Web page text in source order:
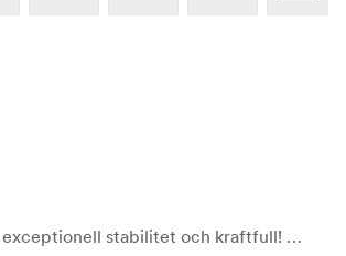
Otroligt låg vikt, exceptionell stabilitet och kraftfull! Tack vare sin längre armlängd, starkare motorer och utökade snabbkopplingsplatta kan Crane 4 enkelt och säkert hantera fullformat DSLR och kompakta professionella filmkameror. Full kraft och teknik utan att göra avkall på bärbarheten.